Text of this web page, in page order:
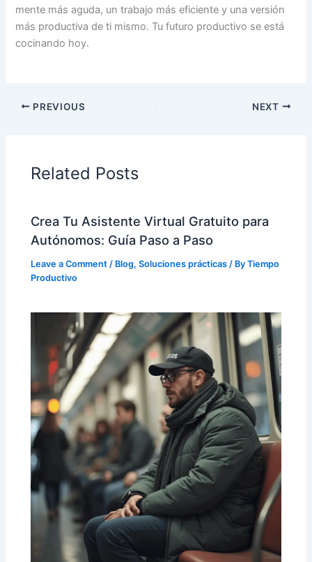
mente más aguda, un trabajo más eficiente y una versión
más productiva de ti mismo. Tu futuro productivo se está
cocinando hoy.
PREVIOUS NEXT
Related Posts
Crea Tu Asistente Virtual Gratuito para
Autónomos: Guía Paso a Paso
Leave a Comment / Blog,Soluciones prácticas / ByTiempo
Productivo